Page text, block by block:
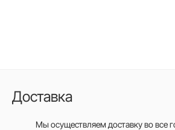
Доставка
Мы осуществляем доставку во все